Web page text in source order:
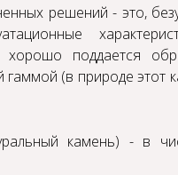
решений - это,
хорошо поддается
гаммой (в природе
камень) - в